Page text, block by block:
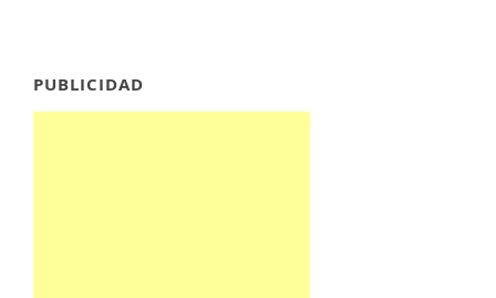
PUBLICIDAD